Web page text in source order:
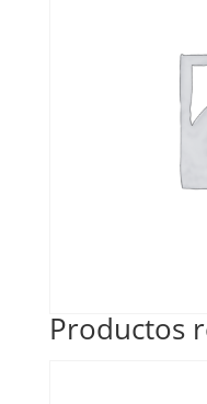
Productos